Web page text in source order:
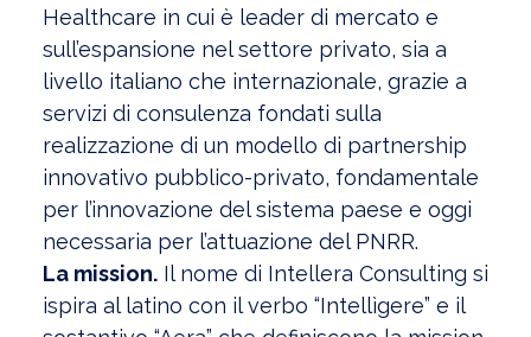
Healthcare in cui è leader di mercato e
sull’espansione nel settore privato, sia a
livello italiano che internazionale, grazie a
servizi di consulenza fondati sulla
realizzazione di un modello di partnership
innovativo pubblico-privato, fondamentale
per l’innovazione del sistema paese e oggi
necessaria per l’attuazione del PNRR.
La mission. Il nome di Intellera Consulting si
ispira al latino con il verbo “Intellìgere” e il